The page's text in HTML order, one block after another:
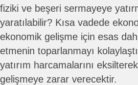
fiziki ve beşeri sermayeye
yaratılabilir? Kısa vadede
ekonomik gelişme için esas
etmenin toparlanmayı
yatırım harcamalarını
gelişmeye zarar verecektir.